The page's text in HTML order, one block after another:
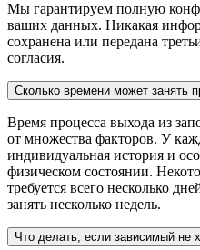
Мы гарантируем полную
ваших данных. Никакая
сохранена или передана
согласия.
Сколько времени может занять
Время процесса выхода из
от множества факторов. У
индивидуальная история и
физическом состоянии.
требуется всего несколько
занять несколько недель.
Что делать, если зависимый не